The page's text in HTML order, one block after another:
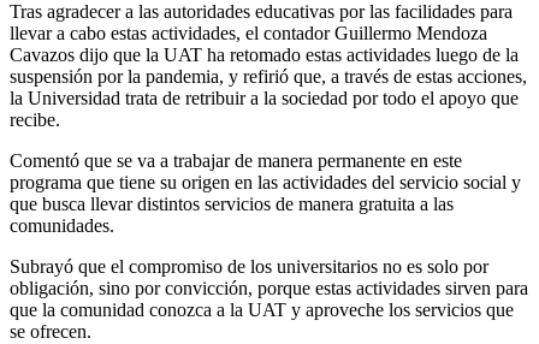
Tras agradecer a las autoridades educativas por las facilidades para
llevar a cabo estas actividades, el contador Guillermo Mendoza
Cavazos dijo que la UAT ha retomado estas actividades luego de la
suspensión por la pandemia, y refirió que, a través de estas acciones,
la Universidad trata de retribuir a la sociedad por todo el apoyo que
recibe.
Comentó que se va a trabajar de manera permanente en este
programa que tiene su origen en las actividades del servicio social y
que busca llevar distintos servicios de manera gratuita a las
comunidades.
Subrayó que el compromiso de los universitarios no es solo por
obligación, sino por convicción, porque estas actividades sirven para
que la comunidad conozca a la UAT y aproveche los servicios que
se ofrecen.